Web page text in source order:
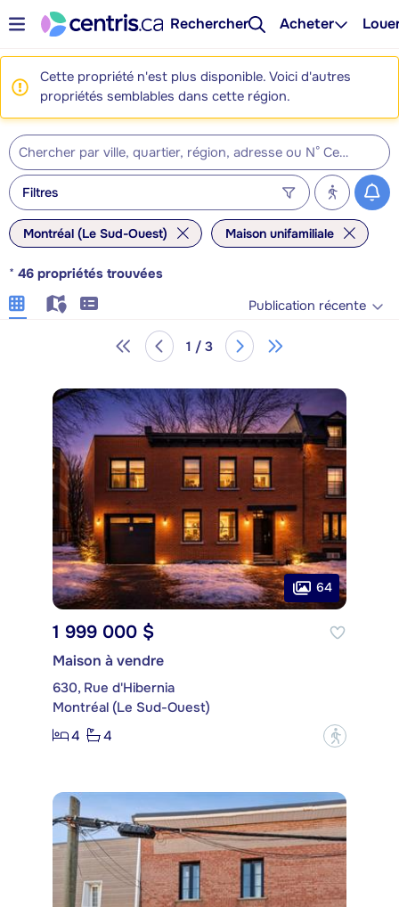
Rechercher Acheter
Cette propriété n'est plus disponible. Voici d'autres
propriétés semblables dans cette région.
Filtres
Montréal (Le Sud-Ouest) Maison unifamiliale
* 46 propriétés trouvées
Publication récente
1 / 3
64
1 999 000 $
Maison à vendre
630, Rue d'Hibernia
Montréal (Le Sud-Ouest)
4
4 ?